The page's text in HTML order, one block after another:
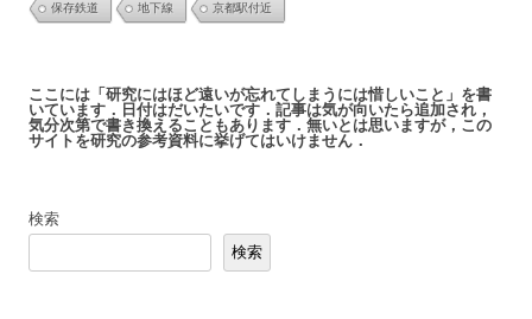
保存鉄道 地下線 京都駅付近
ここには「研究にはほど遠いが忘れてしまうには惜しいこと」を書
いています．日付はだいたいです．記事は気が向いたら追加され，
気分次第で書き換えることもあります．無いとは思いますが，この
サイトを研究の参考資料に挙げてはいけません．
検索
検索